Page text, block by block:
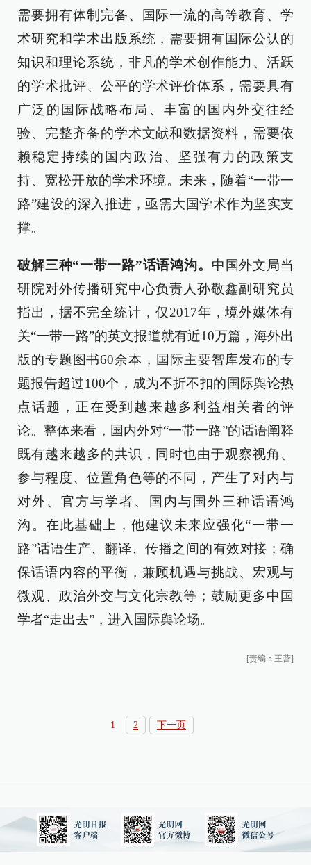
需要拥有体制完备、国际一流的高等教育、学
术研究和学术出版系统，需要拥有国际公认的
知识和理论系统，非凡的学术创作能力、活跃
的学术批评、公平的学术评价体系，需要具有
广泛的国际战略布局、丰富的国内外交往经
验、完整齐备的学术文献和数据资料，需要依
赖稳定持续的国内政治、坚强有力的政策支
持、宽松开放的学术环境。未来，随着“一带一
路”建设的深入推进，亟需大国学术作为坚实支
撑。
破解三种“一带一路”话语鸿沟。 中国外文局当
研院对外传播研究中心负责人孙敬鑫副研究员
指出，据不完全统计，仅2017年，境外媒体有
关“一带一路”的英文报道就有近10万篇，海外出
版的专题图书60余本，国际主要智库发布的专
题报告超过100个，成为不折不扣的国际舆论热
点话题，正在受到越来越多利益相关者的评
论。整体来看，国内外对“一带一路”的话语阐释
既有越来越多的共识，同时也由于观察视角、
参与程度、位置角色等的不同，产生了对内与
对外、官方与学者、国内与国外三种话语鸿
沟。在此基础上，他建议未来应强化“一带一
路”话语生产、翻译、传播之间的有效对接；确
保话语内容的平衡，兼顾机遇与挑战、宏观与
微观、政治外交与文化宗教等；鼓励更多中国
学者“走出去”，进入国际舆论场。
[责编：王营]
1 2 下一页